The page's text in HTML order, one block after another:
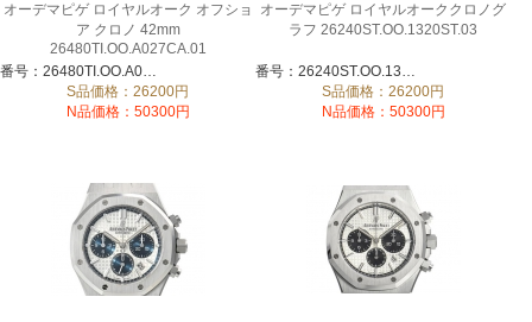
オーデマピゲ ロイヤルオーク オフショ
ア クロノ 42mm
26480TI.OO.A027CA.01
番号：26480TI.OO.A027CA.01
S品価格：26200円
N品価格：50300円
オーデマピゲ ロイヤルオーククロノグ
ラフ 26240ST.OO.1320ST.03
番号：26240ST.OO.1320ST.03
S品価格：26200円
N品価格：50300円